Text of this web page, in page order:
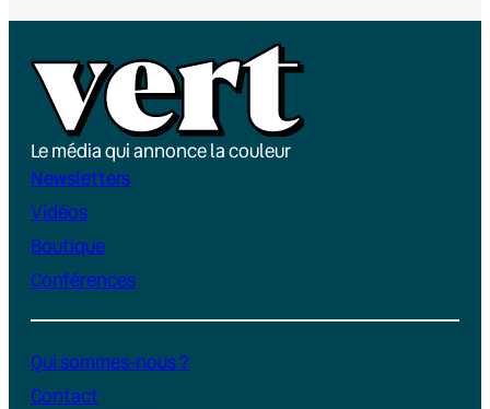
Le média qui annonce la couleur
Newsletters
Vidéos
Boutique
Conférences
Qui sommes-nous ?
Contact